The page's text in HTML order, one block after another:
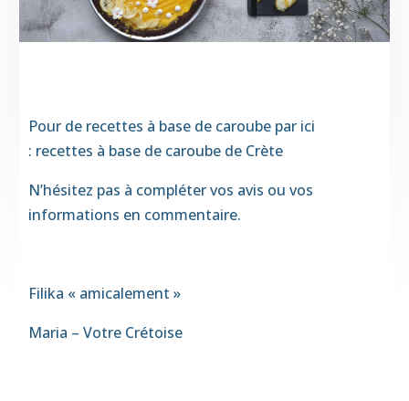
Pour de recettes à base de caroube par ici
: recettes à base de caroube de Crète
N’hésitez pas à compléter vos avis ou vos
informations en commentaire.
Filika « amicalement »
Maria – Votre Crétoise